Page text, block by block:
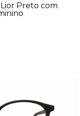
Preto com